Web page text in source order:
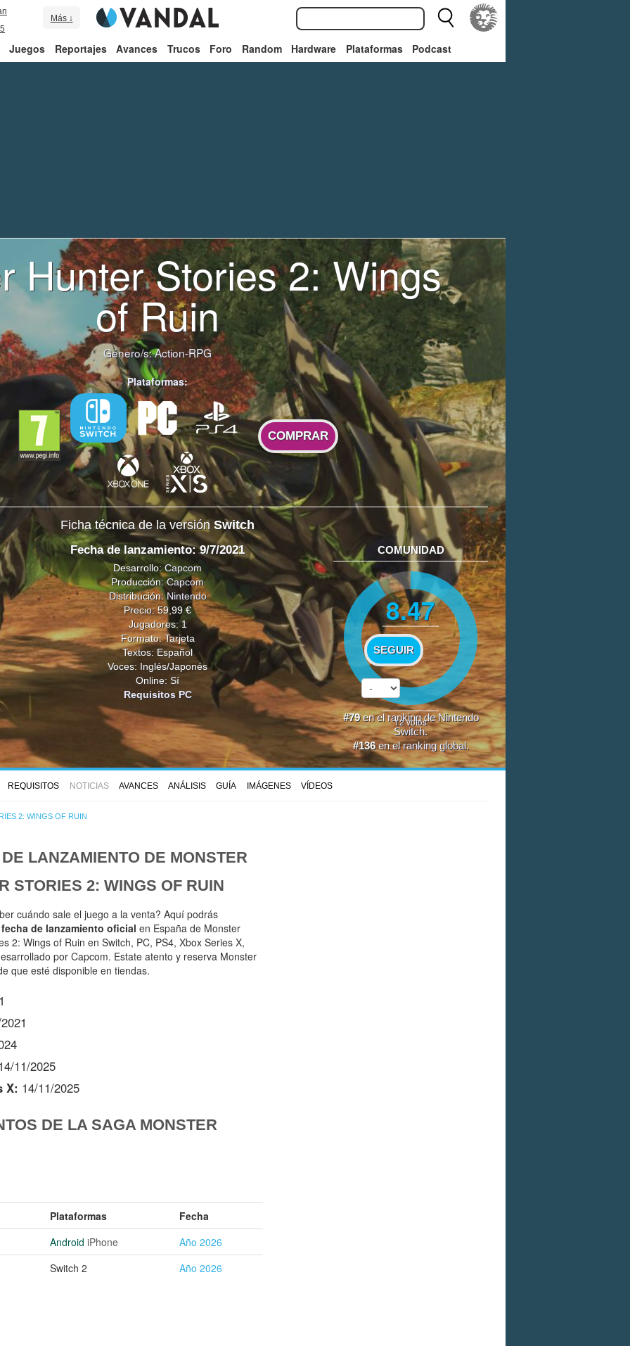
Más ↓
Juegos Reportajes Avances Trucos Foro Random Hardware Plataformas Podcast
Hunter Stories 2: Wings
of Ruin
Género/s:Action-RPG
Plataformas:
COMPRAR
Ficha técnica de la versión Switch
Fecha de lanzamiento: 9/7/2021
Desarrollo:Capcom
Producción:Capcom
Distribución:Nintendo
Precio: 59,99 €
Jugadores: 1
Formato: Tarjeta
Textos: Español
Voces: Inglés/Japonés
Online: Sí
Requisitos PC
COMUNIDAD
8.47
SEGUIR
12votos
#79en elranking de Nintendo
Switch.
#136en elranking global.
REQUISITOS NOTICIAS AVANCES ANÁLISIS GUÍA IMÁGENES VÍDEOS
2: WINGS OF RUIN
LANZAMIENTO DE MONSTER
STORIES 2: WINGS OF RUIN
cuándo sale el juego a la venta? Aquí podrás
fecha de lanzamiento oficial en España de Monster
2: Wings of Ruin en Switch, PC, PS4, Xbox Series X,
por Capcom. Estate atento y reserva Monster
que esté disponible en tiendas.
11/2025
X: 14/11/2025
DE LA SAGA MONSTER
Plataformas
Fecha
Android iPhone
Año 2026
Switch 2 Año 2026